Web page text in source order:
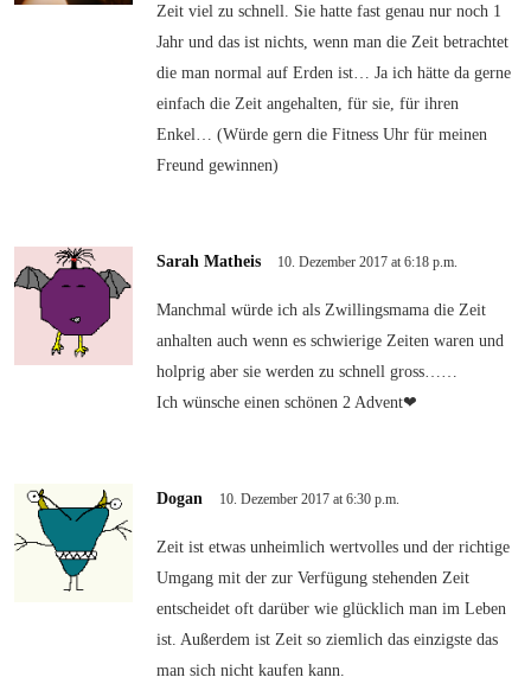
Zeit viel zu schnell. Sie hatte fast genau nur noch 1
Jahr und das ist nichts, wenn man die Zeit betrachtet
die man normal auf Erden ist… Ja ich hätte da gerne
einfach die Zeit angehalten, für sie, für ihren
Enkel… (Würde gern die Fitness Uhr für meinen
Freund gewinnen)
Sarah Matheis 10. Dezember 2017 at 6:18 p.m.
Manchmal würde ich als Zwillingsmama die Zeit
anhalten auch wenn es schwierige Zeiten waren und
holprig aber sie werden zu schnell gross……
Ich wünsche einen schönen 2 Advent❤
Dogan 10. Dezember 2017 at 6:30 p.m.
Zeit ist etwas unheimlich wertvolles und der richtige
Umgang mit der zur Verfügung stehenden Zeit
entscheidet oft darüber wie glücklich man im Leben
ist. Außerdem ist Zeit so ziemlich das einzigste das
man sich nicht kaufen kann.